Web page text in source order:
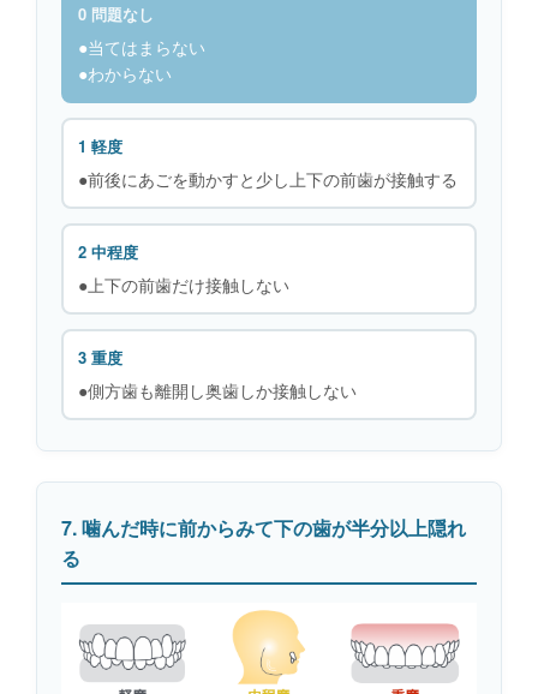
0 問題なし
●当てはまらない
●わからない
1 軽度
●前後にあごを動かすと少し上下の前歯が接触する
2 中程度
●上下の前歯だけ接触しない
3 重度
●側方歯も離開し奥歯しか接触しない
7. 噛んだ時に前からみて下の歯が半分以上隠れ
る